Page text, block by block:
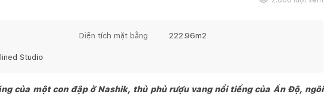
Diện tích mặt bằng 222.96m2
Studio
của một con đập ở Nashik, thủ phủ rượu vang nổi tiếng của Ấn Độ, ngôi